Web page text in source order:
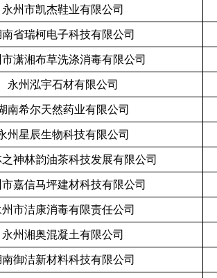
永州市凯杰鞋业有限公司
省瑞柯电子科技有限公司
市潇湘布草洗涤消毒有限公司
永州泓宇石材有限公司
南希尔天然药业有限公司
州星辰生物科技有限公司
神林韵油茶科技发展有限公司
市嘉信马坪建材科技有限公司
州市洁康消毒有限责任公司
永州湘奥混凝土有限公司
御洁新材料科技有限公司